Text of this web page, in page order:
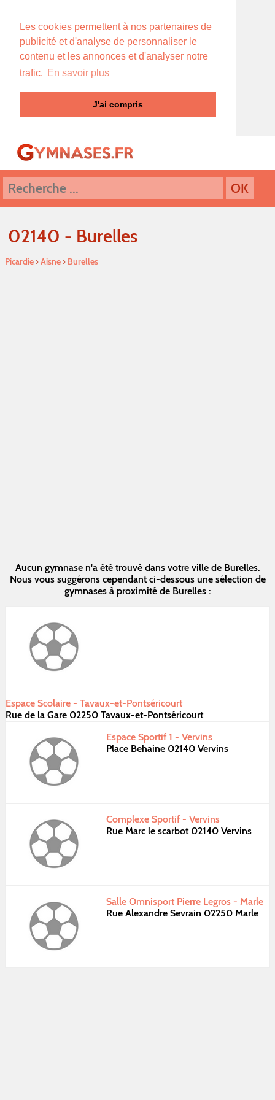
Les cookies permettent à nos partenaires de
publicité et d'analyse de personnaliser le
contenu et les annonces et d'analyser notre
trafic. En savoir plus
J'ai compris
02140 - Burelles
Picardie›Aisne› Burelles
Aucun gymnase n'a été trouvé dans votre ville de Burelles.
Nous vous suggérons cependant ci-dessous une sélection de
gymnases à proximité de Burelles :
Espace Scolaire - Tavaux-et-Pontséricourt
Rue de la Gare 02250 Tavaux-et-Pontséricourt
Espace Sportif 1 - Vervins
Place Behaine 02140 Vervins
Complexe Sportif - Vervins
Rue Marc le scarbot 02140 Vervins
Salle Omnisport Pierre Legros - Marle
Rue Alexandre Sevrain 02250 Marle